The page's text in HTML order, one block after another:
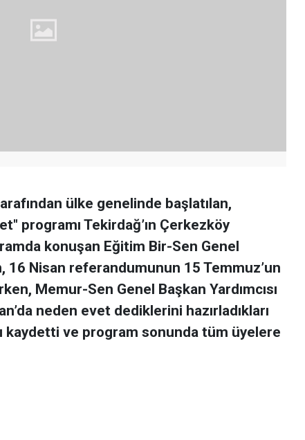
ülke genelinde başlatılan,
programı Tekirdağ’ın Çerkezköy
konuşan Eğitim Bir-Sen Genel
16 Nisan referandumunun 15 Temmuz’un
Memur-Sen Genel Başkan Yardımcısı
neden evet dediklerini hazırladıkları
kaydetti ve program sonunda tüm üyelere